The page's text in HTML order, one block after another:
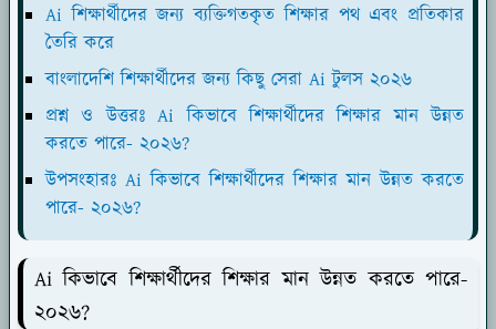
Ai শিক্ষার্থীদের জন্য ব্যক্তিগতকৃত শিক্ষার পথ এবং প্রতিকার
তৈরি করে
বাংলাদেশি শিক্ষার্থীদের জন্য কিছু সেরা Ai টুলস ২০২৬
প্রশ্ন ও উত্তরঃ Ai কিভাবে শিক্ষার্থীদের শিক্ষার মান উন্নত
করতে পারে- ২০২৬?
উপসংহারঃ Ai কিভাবে শিক্ষার্থীদের শিক্ষার মান উন্নত করতে
পারে- ২০২৬?
Ai কিভাবে শিক্ষার্থীদের শিক্ষার মান উন্নত করতে পারে-
২০২৬?